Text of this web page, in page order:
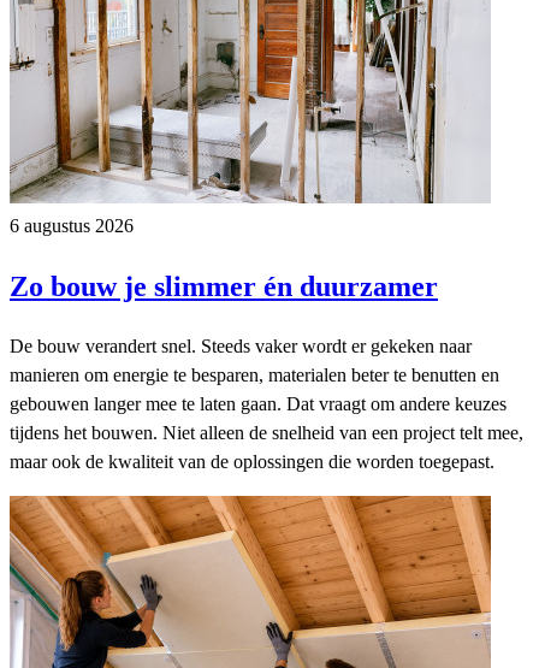
6 augustus 2026
Zo bouw je slimmer én duurzamer
De bouw verandert snel. Steeds vaker wordt er gekeken naar
manieren om energie te besparen, materialen beter te benutten en
gebouwen langer mee te laten gaan. Dat vraagt om andere keuzes
tijdens het bouwen. Niet alleen de snelheid van een project telt mee,
maar ook de kwaliteit van de oplossingen die worden toegepast.